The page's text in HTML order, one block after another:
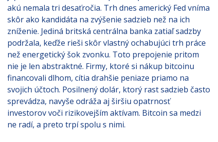
akú nemala tri desaťročia. Trh dnes americký Fed vníma
skôr ako kandidáta na zvýšenie sadzieb než na ich
zníženie. Jediná britská centrálna banka zatiaľ sadzby
podržala, keďže rieši skôr vlastný ochabujúci trh práce
než energetický šok zvonku. Toto prepojenie pritom
nie je len abstraktné. Firmy, ktoré si nákup bitcoinu
financovali dlhom, cítia drahšie peniaze priamo na
svojich účtoch. Posilnený dolár, ktorý rast sadzieb často
sprevádza, navyše odráža aj širšiu opatrnosť
investorov voči rizikovejším aktívam. Bitcoin sa medzi
ne radí, a preto trpí spolu s nimi.